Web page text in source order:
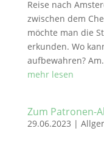
Reise nach
zwischen dem
möchte man die
erkunden. Wo
aufbewahren?
mehr lesen
Zum Patronen-
29.06.2023 |